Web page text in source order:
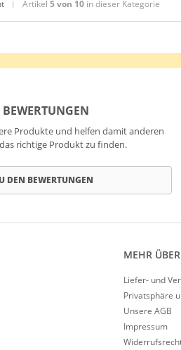
| Artikel 5 von 10 in dieser Kategorie
BEWERTUNGEN
Produkte und helfen damit anderen
richtige Produkt zu finden.
DEN BEWERTUNGEN
MEHR
Liefer- und
Privatsphäre
Unsere AGB
Impressum